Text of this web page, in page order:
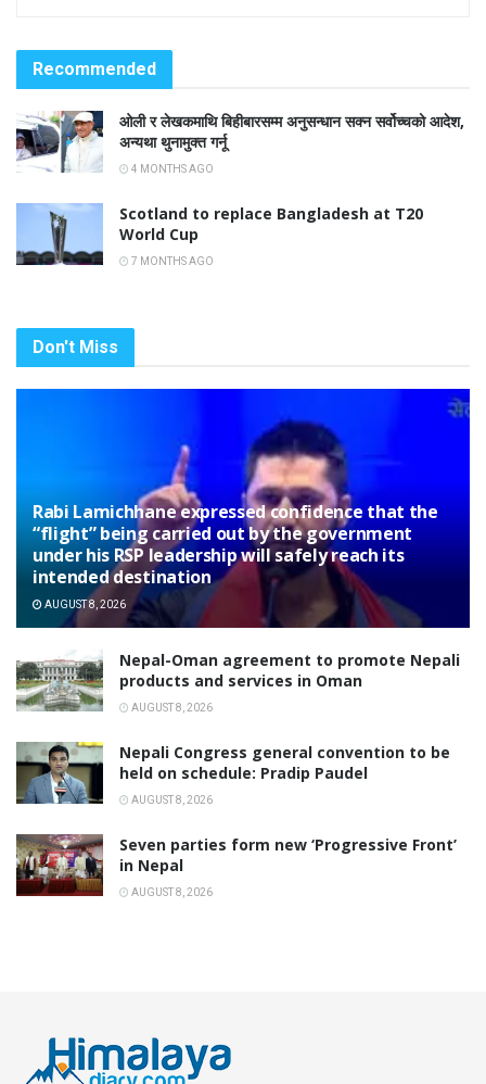
Recommended
ओली र लेखकमाथि बिहीबारसम्म अनुसन्धान सक्न सर्वोच्चको आदेश,
अन्यथा थुनामुक्त गर्नू
4 MONTHS AGO
Scotland to replace Bangladesh at T20
World Cup
7 MONTHS AGO
Don't Miss
Rabi Lamichhane expressed confidence that the
“flight” being carried out by the government
under his RSP leadership will safely reach its
intended destination
AUGUST 8, 2026
Nepal-Oman agreement to promote Nepali
products and services in Oman
AUGUST 8, 2026
Nepali Congress general convention to be
held on schedule: Pradip Paudel
AUGUST 8, 2026
Seven parties form new ‘Progressive Front’
in Nepal
AUGUST 8, 2026